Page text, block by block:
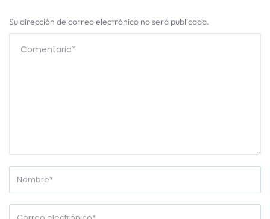
Su dirección de correo electrónico no será publicada.